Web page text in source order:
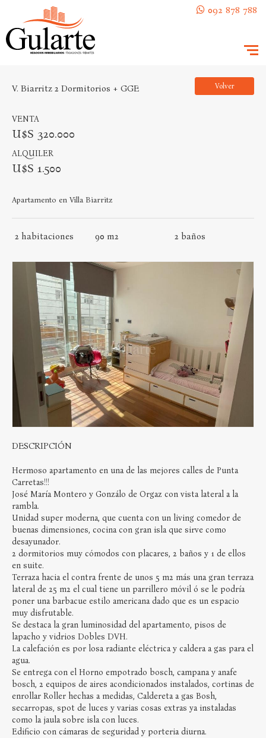
092 878 788
Volver
V. Biarritz 2 Dormitorios + GGE
VENTA
U$S 320.000
ALQUILER
U$S 1.500
Apartamento en Villa Biarritz
2 habitaciones 90 m2 2 baños
DESCRIPCIÓN
Hermoso apartamento en una de las mejores calles de Punta
Carretas!!!
José María Montero y Gonzálo de Orgaz con vista lateral a la
rambla.
Unidad super moderna, que cuenta con un living comedor de
buenas dimensiones, cocina con gran isla que sirve como
desayunador.
2 dormitorios muy cómodos con placares, 2 baños y 1 de ellos
en suite.
Terraza hacia el contra frente de unos 5 m2 más una gran terraza
lateral de 25 m2 el cual tiene un parrillero móvil ó se le podría
poner una barbacue estilo americana dado que es un espacio
muy disfrutable.
Se destaca la gran luminosidad del apartamento, pisos de
lapacho y vidrios Dobles DVH.
La calefación es por losa radiante eléctrica y caldera a gas para el
agua.
Se entrega con el Horno empotrado bosch, campana y anafe
bosch, 2 equipos de aires acondicionados instalados, cortinas de
enrollar Roller hechas a medidas, Caldereta a gas Bosh,
secarropas, spot de luces y varias cosas extras ya instaladas
como la jaula sobre isla con luces.
Edificio con cámaras de seguridad y porteria diurna.